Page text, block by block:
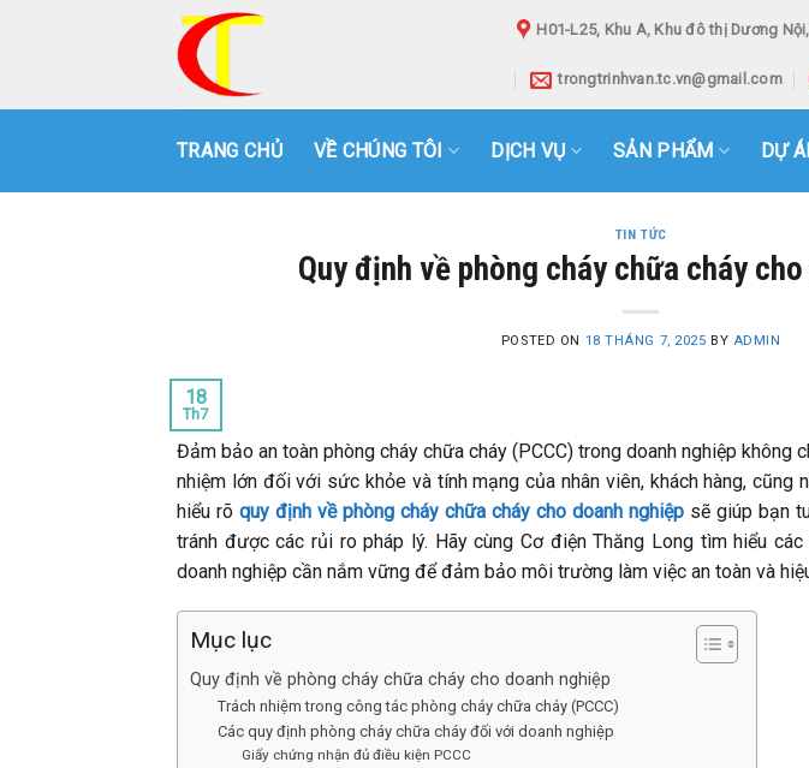
H01-L25, Khu A, Khu đô thị Dương
trongtrinhvan.tc.vn@gmail.com
TRANG CHỦ VỀ CHÚNG TÔI DỊCH VỤ SẢN PHẨM DỰ
TIN TỨC
Quy định về phòng cháy chữa cháy
POSTED ON 18 THÁNG 7, 2025 BY ADMIN
18
Th7
Đảm bảo an toàn phòng cháy chữa cháy (PCCC) trong doanh nghiệp không
nhiệm lớn đối với sức khỏe và tính mạng của nhân viên, khách hàng, cũng
hiểu rõ quy định về phòng cháy chữa cháy cho doanh nghiệpsẽ giúp bạn
tránh được các rủi ro pháp lý. Hãy cùng Cơ điện Thăng Long tìm hiểu
doanh nghiệp cần nắm vững để đảm bảo môi trường làm việc an toàn và
Mục lục
Quy định về phòng cháy chữa cháy cho doanh nghiệp
Trách nhiệm trong công tác phòng cháy chữa cháy (PCCC)
Các quy định phòng cháy chữa cháy đối với doanh nghiệp
Giấy chứng nhận đủ điều kiện PCCC